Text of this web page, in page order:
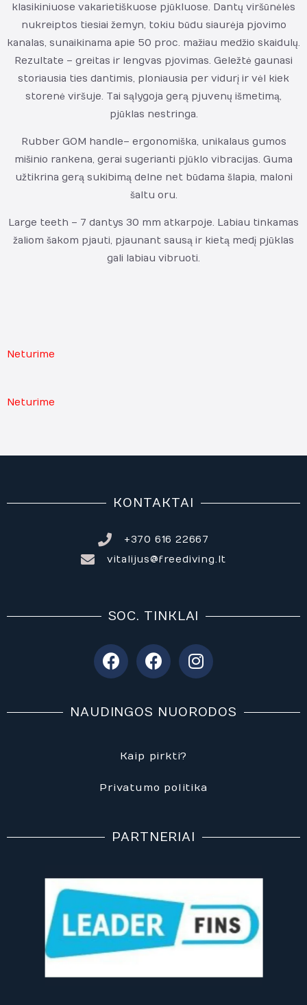
klasikiniuose vakarietiškuose pjūkluose. Dantų viršūnėlės
nukreiptos tiesiai žemyn, tokiu būdu siaurėja pjovimo
kanalas, sunaikinama apie 50 proc. mažiau medžio skaidulų.
Rezultate – greitas ir lengvas pjovimas. Geležtė gaunasi
storiausia ties dantimis, ploniausia per vidurį ir vėl kiek
storenė viršuje. Tai sąlygoja gerą pjuvenų išmetimą,
pjūklas nestringa.
Rubber GOM handle – ergonomiška, unikalaus gumos
mišinio rankena, gerai sugerianti pjūklo vibracijas. Guma
užtikrina gerą sukibimą delne net būdama šlapia, maloni
šaltu oru.
Large teeth – 7 dantys 30 mm atkarpoje. Labiau tinkamas
žaliom šakom pjauti, pjaunant sausą ir kietą medį pjūklas
gali labiau vibruoti.
Neturime
Neturime
KONTAKTAI
+370 616 22667
vitalijus@freediving.lt
SOC. TINKLAI
F
a
e
b
o
F
a
e
b
o
I
n
t
a
m
NAUDINGOS NUORODOS
Kaip pirkti?
Privatumo politika
PARTNERIAI